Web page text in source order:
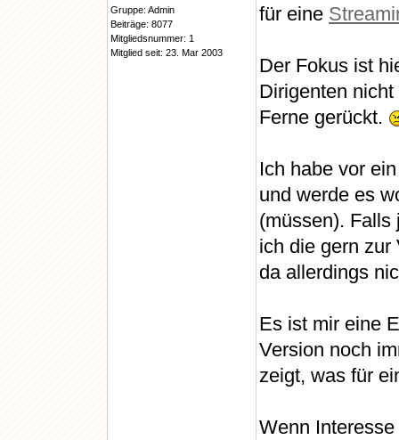
Gruppe: Admin
Beiträge: 8077
Mitgliedsnummer: 1
Mitglied seit: 23. Mar 2003
für eine
Der Fokus ist
Dirigenten
Ferne gerückt.
Ich habe vor
und werde es
(müssen). Falls
ich die gern zur
da allerdings
Es ist mir eine
Version noch
zeigt, was für
Wenn